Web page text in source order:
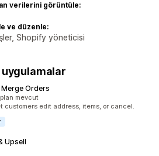
verilerini görüntüle:
ve düzenle:
Shopify yöneticisi
Orders
mevcut
customers edit address, items, or cancel.
Upsell